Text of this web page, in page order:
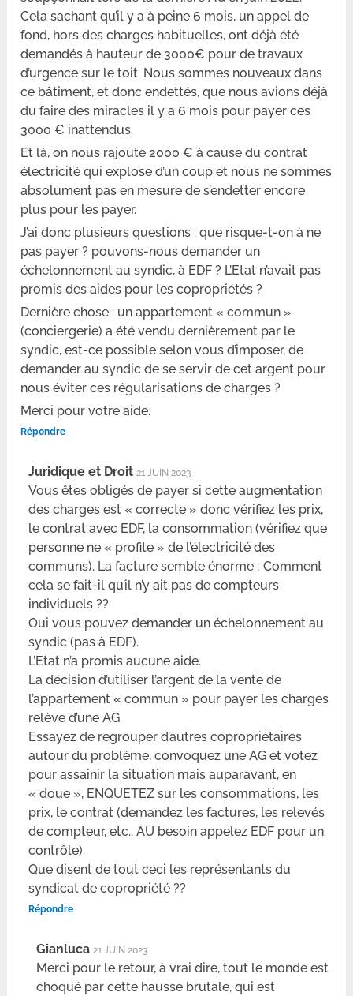
Cela sachant qu’il y a à peine 6 mois, un appel de
fond, hors des charges habituelles, ont déjà été
demandés à hauteur de 3000€ pour de travaux
d’urgence sur le toit. Nous sommes nouveaux dans
ce bâtiment, et donc endettés, que nous avions déjà
du faire des miracles il y a 6 mois pour payer ces
3000 € inattendus.
Et là, on nous rajoute 2000 € à cause du contrat
électricité qui explose d’un coup et nous ne sommes
absolument pas en mesure de s’endetter encore
plus pour les payer.
J’ai donc plusieurs questions : que risque-t-on à ne
pas payer ? pouvons-nous demander un
échelonnement au syndic, à EDF ? L’Etat n’avait pas
promis des aides pour les copropriétés ?
Dernière chose : un appartement « commun »
(conciergerie) a été vendu dernièrement par le
syndic, est-ce possible selon vous d’imposer, de
demander au syndic de se servir de cet argent pour
nous éviter ces régularisations de charges ?
Merci pour votre aide.
Répondre
Juridique et Droit 21 JUIN 2023
Vous êtes obligés de payer si cette augmentation
des charges est « correcte » donc vérifiez les prix,
le contrat avec EDF, la consommation (vérifiez que
personne ne « profite » de l’électricité des
communs). La facture semble énorme ; Comment
cela se fait-il qu’il n’y ait pas de compteurs
individuels ??
Oui vous pouvez demander un échelonnement au
syndic (pas à EDF).
L’Etat n’a promis aucune aide.
La décision d’utiliser l’argent de la vente de
l’appartement « commun » pour payer les charges
relève d’une AG.
Essayez de regrouper d’autres copropriétaires
autour du problème, convoquez une AG et votez
pour assainir la situation mais auparavant, en
« doue », ENQUETEZ sur les consommations, les
prix, le contrat (demandez les factures, les relevés
de compteur, etc.. AU besoin appelez EDF pour un
contrôle).
Que disent de tout ceci les représentants du
syndicat de copropriété ??
Répondre
Gianluca 21 JUIN 2023
Merci pour le retour, à vrai dire, tout le monde est
choqué par cette hausse brutale, qui est